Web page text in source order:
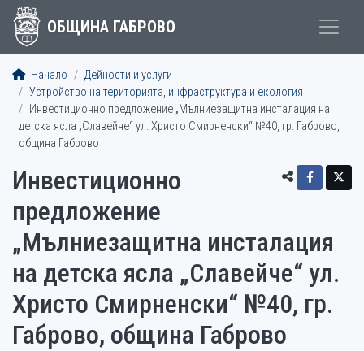
ОБЩИНА ГАБРОВО
Начало
Дейности и услуги
Устройство на територията, инфраструктура и екология
Инвестиционно предложение „Мълниезащитна инсталация на
детска ясла „Славейче“ ул. Христо Смирненски“ №40, гр. Габрово,
община Габрово
Инвестиционно
предложение
„Мълниезащитна инсталация
на детска ясла „Славейче“ ул.
Христо Смирненски“ №40, гр.
Габрово, община Габрово